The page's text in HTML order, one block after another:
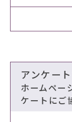
アンケー
ホームペー
ケートにご